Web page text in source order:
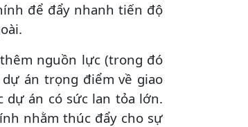
để đẩy nhanh tiến độ
nguồn lực (trong đó
án trọng điểm về giao
dự án có sức lan tỏa lớn.
nhằm thúc đẩy cho sự